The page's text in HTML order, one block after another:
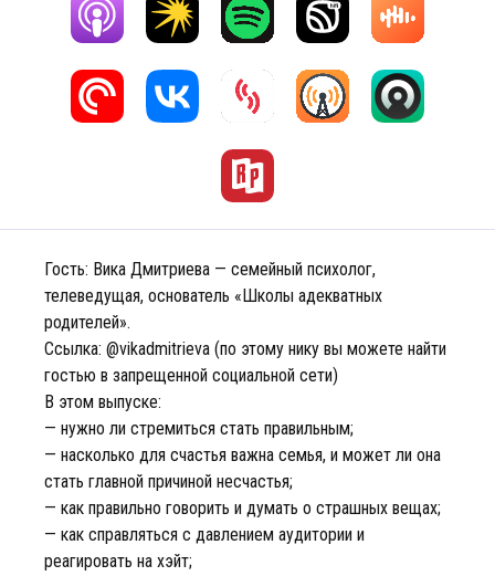
Гость: Вика Дмитриева — семейный психолог,
телеведущая, основатель «Школы адекватных
родителей».
Ссылка: @vikadmitrieva (по этому нику вы можете найти
гостью в запрещенной социальной сети)
В этом выпуске:
— нужно ли стремиться стать правильным;
— насколько для счастья важна семья, и может ли она
стать главной причиной несчастья;
— как правильно говорить и думать о страшных вещах;
— как справляться с давлением аудитории и
реагировать на хэйт;